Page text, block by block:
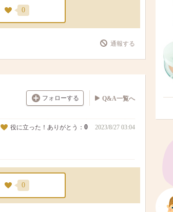
0
通報する
フォローする Q&A一覧へ
役に立った！ありがとう： 0 2023/8/27 03:04
0